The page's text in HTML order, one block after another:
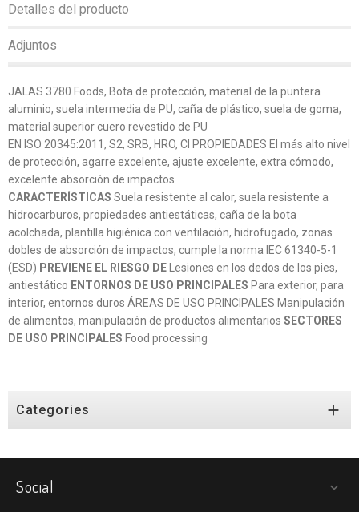
Detalles del producto
Adjuntos
JALAS 3780 Foods, Bota de protección, material de la puntera
aluminio, suela intermedia de PU, caña de plástico, suela de goma,
material superior cuero revestido de PU
EN ISO 20345:2011, S2, SRB, HRO, CI PROPIEDADES El más alto nivel
de protección, agarre excelente, ajuste excelente, extra cómodo,
excelente absorción de impactos
CARACTERÍSTICAS Suela resistente al calor, suela resistente a
hidrocarburos, propiedades antiestáticas, caña de la bota
acolchada, plantilla higiénica con ventilación, hidrofugado, zonas
dobles de absorción de impactos, cumple la norma IEC 61340-5-1
(ESD) PREVIENE EL RIESGO DE Lesiones en los dedos de los pies,
antiestático ENTORNOS DE USO PRINCIPALES Para exterior, para
interior, entornos duros ÁREAS DE USO PRINCIPALES Manipulación
de alimentos, manipulación de productos alimentarios SECTORES
DE USO PRINCIPALES Food processing
Categories 
Social 